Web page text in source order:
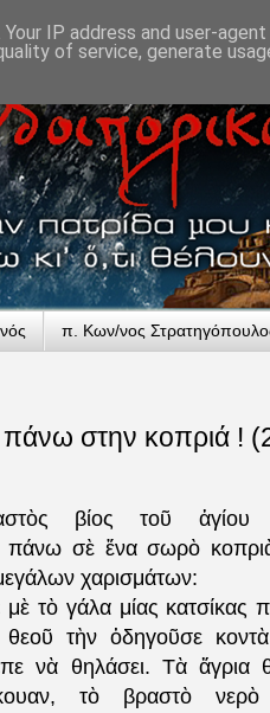
π. Κων/νος
στην κοπριά !
βίος τοῦ ἁγίου
πάνω σὲ ἕνα σωρὸ
χαρισμάτων:
τὸ γάλα μίας κατσίκας
τὴν ὁδηγοῦσε
νὰ θηλάσει. Τὰ ἄγρια
τὸ βραστὸ νερὸ
IP address and user-agent
of service, generate